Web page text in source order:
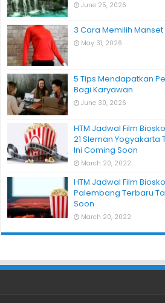
June 25, 2026
3 Cara Memilih
May 31, 2026
5 Tips Mendapatkan
Bagi Karyawan
June 30, 2026
HTM Jadwal Film
21 Sleman Yogyakarta
Ini Coming Soon
March 20, 2022
HTM Jadwal Film
Palembang Terbaru
Soon
March 20, 2022